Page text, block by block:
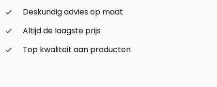
check_small
Deskundig advies op maat
check_small
Altijd de laagste prijs
check_small
Top kwaliteit aan producten